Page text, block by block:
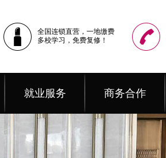
全国连锁直营，一地缴费
多校学习，免费复修！
就业服务 商务合作